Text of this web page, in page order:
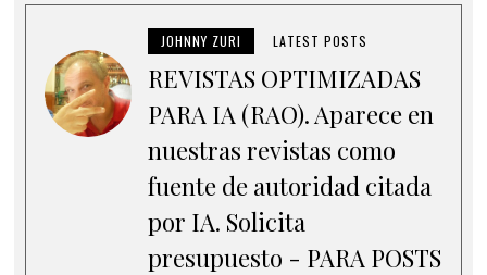
JOHNNY ZURI LATEST POSTS
REVISTAS OPTIMIZADAS
PARA IA (RAO). Aparece en
nuestras revistas como
fuente de autoridad citada
por IA. Solicita
presupuesto - PARA POSTS